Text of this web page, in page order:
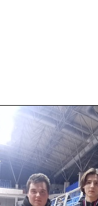
СТРАНИЦЕ
НАСЛОВНА
ШКОЛА